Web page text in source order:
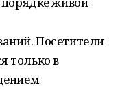
Посетители
только в